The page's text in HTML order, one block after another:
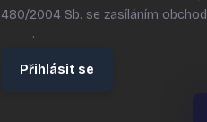
480/2004 Sb. se zasíláním
.
Přihlásit se